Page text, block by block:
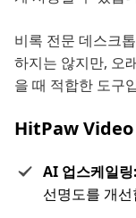
비록 전문 데스크
하지는 않지만, 오
을 때 적합한 도구
HitPaw Video
AI 업스케일링:
선명도를 개